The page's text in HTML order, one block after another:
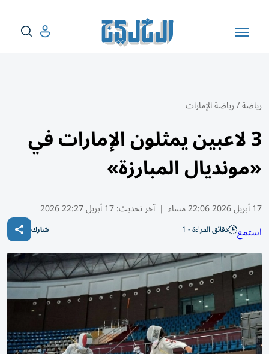
رياضة/رياضة الإمارات
3 لاعبين يمثلون الإمارات في
«مونديال المبارزة»
17 أبريل 2026 22:06 مساء | آخر تحديث:17 أبريل 22:27 2026
استمع دقائق القراءة - 1 شارك